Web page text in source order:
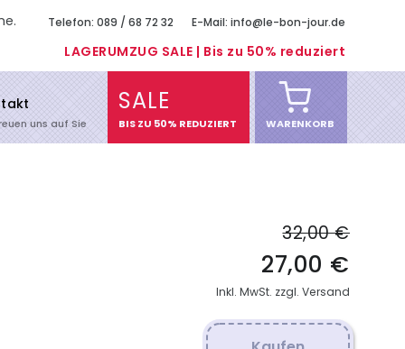
Telefon: 089 / 68 72 32 E-Mail: info@le-bon-jour.de
LAGERUMZUG SALE | Bis zu 50% reduziert
uns auf Sie
SALE
BIS ZU 50% REDUZIERT WARENKORB
32,00 €
27,00 €
Inkl. MwSt. zzgl. Versand